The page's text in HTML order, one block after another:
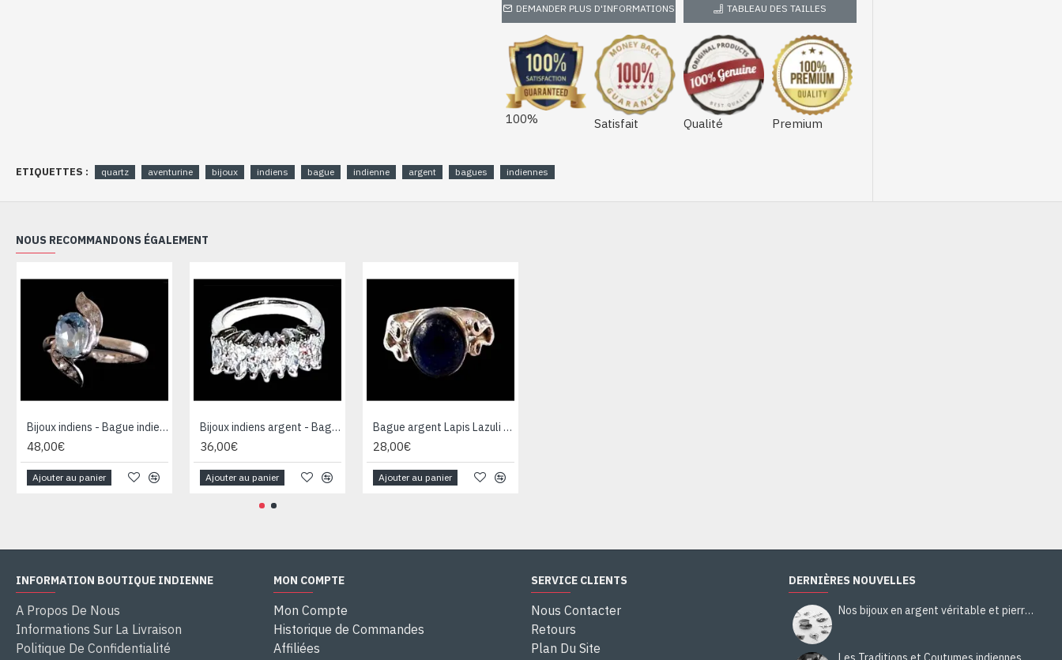
DEMANDER PLUS D'INFORMATIONS TABLEAU DES TAILLES
100% Satisfait Qualité Premium
ETIQUETTES : quartz aventurine bijoux indiens bague indienne argent bagues indiennes
NOUS RECOMMANDONS ÉGALEMENT
Bijoux indiens - Bague indienne rhodiée Topaze
48,00€
Ajouter au panier
Bijoux indiens argent - Bague indienne oxyde de Zirconium
36,00€
Ajouter au panier
Bague argent Lapis Lazuli - Bijoux Inde - Bijoux indiens
28,00€
Ajouter au panier
INFORMATION BOUTIQUE INDIENNE
A Propos De Nous
Informations Sur La Livraison
Politique De Confidentialité
MON COMPTE
Mon Compte
Historique de Commandes
Affiliées
SERVICE CLIENTS
Nous Contacter
Retours
Plan Du Site
DERNIÈRES NOUVELLES
Nos bijoux en argent véritable et pierres naturelles